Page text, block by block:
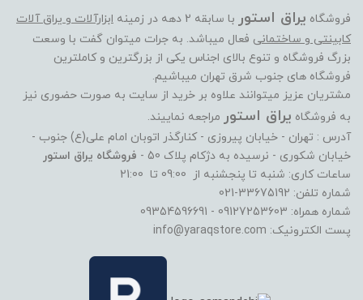
فروشگاه یراق استور با سابقه 2 دهه در زمینه
ابزارآلات و یراق آلات
کابینتی و ساختمانی فعال میباشد. به جرات میتوان گفت با وسعت
بزرگ فروشگاه و تنوع بالای اجناس یکی از بزرگترین و کاملترین
فروشگاه های جنوب شرق تهران میباشیم.
مشتریان عزیز میتوانند علاوه بر خرید از سایت به صورت حضوری نیز
به فروشگاه یراق استور مراجعه نماییند.
آدرس : تهران - خیابان پیروزی - کنارگذر اتوبان امام علی(ع) جنوب -
خیابان شکوری - نرسیده به دژکام پلاک 50 -
فروشگاه یراق استور
ساعات کاری: شنبه تا پنجشنبه از 09:00 تا 21:00
شماره تلفن: 33675192-021
شماره همراه: 09127253603 - 09354596691
پست الکترونیک: info@yaraqstore.com